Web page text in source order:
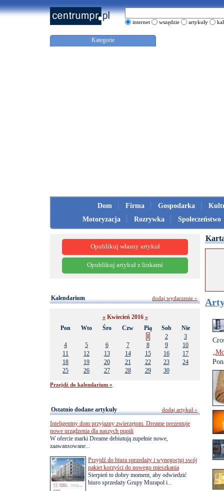
internet wszędzie artykuły
Kategorie
Dom Firma Gospodarka
Motoryzacja
Rozrywka Społeczeństwo
Opublikuj własny artykuł
Opublikuj artykuł z linkami
Kalendarium
«Kwiecień 2016 »
Pon
Wto Śro Czw Pią Sob
Nie
1
2
3
4
5 6 7 8 9
10
11
12 13 14 15 16
17
18
19 20 21 22 23
24
25
26 27 28 29 30
Przejdź do kalendarium »
dodaj wydarzenie »
Ostatnio dodane artykuły
Inteligentny dom przyjazny zwierzętom. Dreame prezentuje
nowe urządzenia dla naszych pupili
W ofercie marki Dreame debiutują zupełnie nowe,
zaawansowane...
Przyjdź do biura sprzedaży i wynegocjuj swój
pakiet korzyści do nowego mieszkania
Sierpień to dobry moment, aby odwiedzić
biuro sprzedaży Grupy Murapol i...
dodaj artykuł »